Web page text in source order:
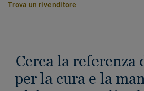
Trova un rivenditore
Cerca la referenza
per la cura e la